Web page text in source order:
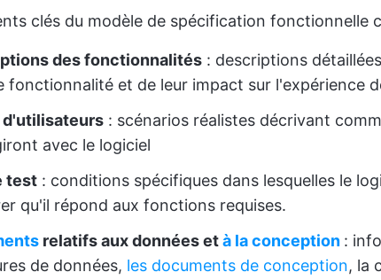
clés du modèle de spécification fonctionnelle
des fonctionnalités : descriptions
fonctionnalité et de leur impact sur l'expérience
d'utilisateurs : scénarios réalistes décrivant
avec le logiciel
test : conditions spécifiques dans lesquelles le
qu'il répond aux fonctions requises.
relatifs aux données età la conception :
de données, les documents de conception, la